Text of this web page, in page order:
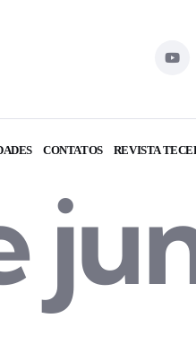
CONTATOS REVISTA